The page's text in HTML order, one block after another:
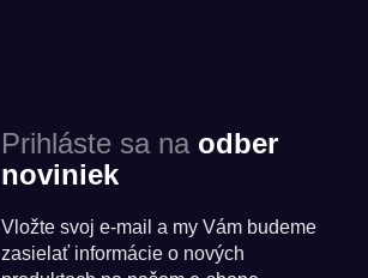
Prihláste sa na odber
noviniek
Vložte svoj e-mail a my Vám budeme
zasielať informácie o nových